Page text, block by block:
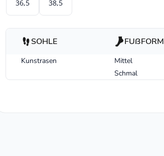
36,5 38,5
SOHLE
Kunstrasen
FUßFORM
Mittel
Schmal